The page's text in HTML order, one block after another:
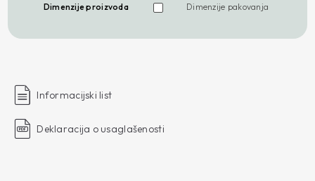
Dimenzije proizvoda Dimenzije pakovanja
Informacijski list
Deklaracija o usaglašenosti